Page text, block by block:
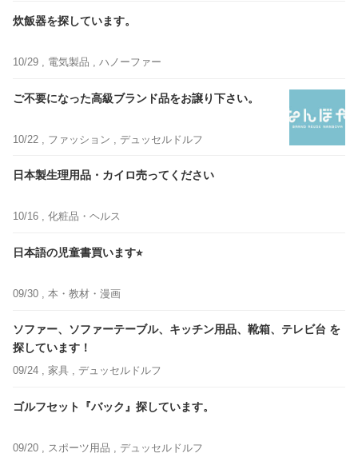
炊飯器を探しています。
10/29 , 電気製品 , ハノーファー
ご不要になった高級ブランド品をお譲り下さい。
10/22 , ファッション , デュッセルドルフ
日本製生理用品・カイロ売ってください
10/16 , 化粧品・ヘルス
日本語の児童書買います⭐︎
09/30 , 本・教材・漫画
ソファー、ソファーテーブル、キッチン用品、靴箱、テレビ台 を
探しています！
09/24 , 家具 , デュッセルドルフ
ゴルフセット『バック』探しています。
09/20 , スポーツ用品 , デュッセルドルフ